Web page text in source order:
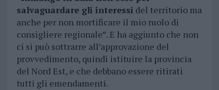
salvaguardare gli interessi del territorio ma
anche per non mortificare il mio ruolo di
consigliere regionale”. E ha aggiunto che non
ci si può sottrarre all’approvazione del
provvedimento, quindi istituire la provincia
del Nord Est, e che debbano essere ritirati
tutti gli emendamenti.